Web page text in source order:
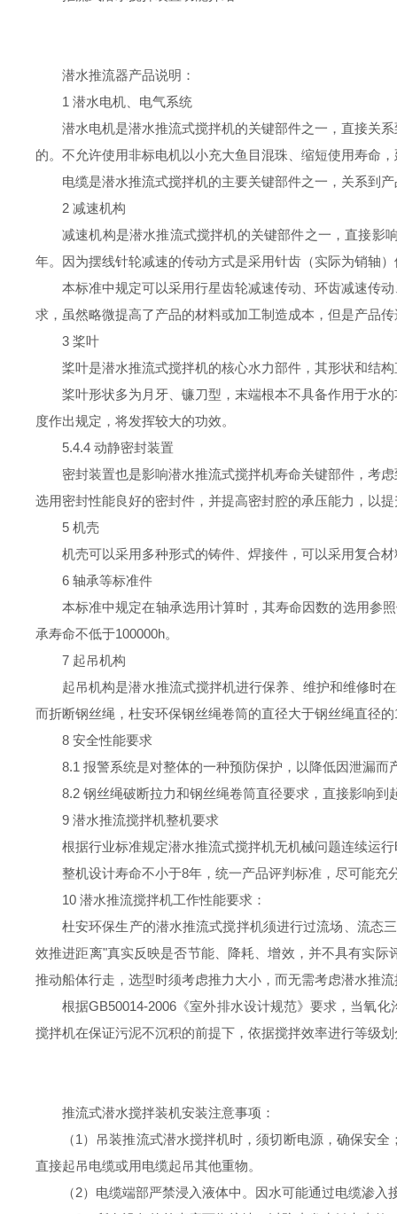
潜水推流器产品说明：
1 潜水电机、电气系统
潜水电机是潜水推流式搅拌机的关键部件之一，直接关
的。不允许使用非标电机以小充大鱼目混珠、缩短使用寿命
电缆是潜水推流式搅拌机的主要关键部件之一，关系到
2 减速机构
减速机构是潜水推流式搅拌机的关键部件之一，直接影
年。因为摆线针轮减速的传动方式是采用针齿（实际为销轴
本标准中规定可以采用行星齿轮减速传动、环齿减速传
求，虽然略微提高了产品的材料或加工制造成本，但是产品
3 桨叶
桨叶是潜水推流式搅拌机的核心水力部件，其形状和结
桨叶形状多为月牙、镰刀型，末端根本不具备作用于水
度作出规定，将发挥较大的功效。
5.4.4 动静密封装置
密封装置也是影响潜水推流式搅拌机寿命关键部件，考
选用密封性能良好的密封件，并提高密封腔的承压能力，以
5 机壳
机壳可以采用多种形式的铸件、焊接件，可以采用复合
6 轴承等标准件
本标准中规定在轴承选用计算时，其寿命因数的选用参
承寿命不低于100000h。
7 起吊机构
起吊机构是潜水推流式搅拌机进行保养、维护和维修时在
而折断钢丝绳，杜安环保钢丝绳卷筒的直径大于钢丝绳直径
8 安全性能要求
8.1 报警系统是对整体的一种预防保护，以降低因泄漏而
8.2 钢丝绳破断拉力和钢丝绳卷筒直径要求，直接影响到
9 潜水推流搅拌机整机要求
根据行业标准规定潜水推流式搅拌机无机械问题连续运
整机设计寿命不小于8年，统一产品评判标准， 尽可能充
10 潜水推流搅拌机工作性能要求：
杜安环保生产的潜水推流式搅拌机须进行过流场、流态
效推进距离"真实反映是否节能、降耗、增效，并不具有实
推动船体行走，选型时须考虑推力大小，而无需考虑潜水推
根据GB50014-2006《室外排水设计规范》要求，当氧
搅拌机在保证污泥不沉积的前提下，依据搅拌效率进行等级
推流式潜水搅拌装机安装注意事项：
（1）吊装推流式潜水搅拌机时，须切断电源，确保安全
直接起吊电缆或用电缆起吊其他重物。
（2）电缆端部严禁浸入液体中。因水可能通过电缆渗入